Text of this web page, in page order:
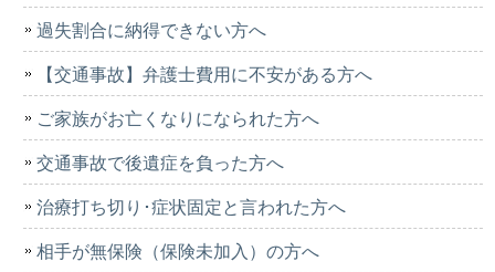
過失割合に納得できない方へ
【交通事故】弁護士費用に不安がある方へ
ご家族がお亡くなりになられた方へ
交通事故で後遺症を負った方へ
治療打ち切り･症状固定と言われた方へ
相手が無保険（保険未加入）の方へ